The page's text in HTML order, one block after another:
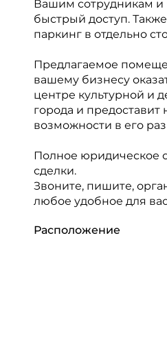
Вашим сотрудникам и
быстрый доступ.
паркинг в отдельно
Предлагаемое
вашему бизнесу
центре культурной и
города и предоставит
возможности в его
Полное юридическое
сделки.
Звоните, пишите,
любое удобное для
Расположение